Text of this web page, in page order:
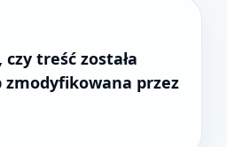
treść została
przez